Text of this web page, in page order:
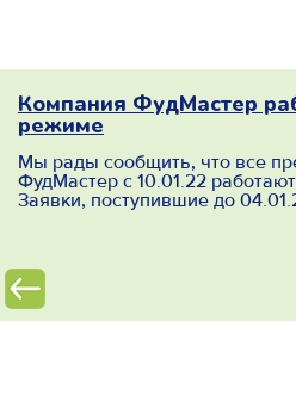
Компания ФудМастер
режиме
Мы рады сообщить, что все
ФудМастер с 10.01.22
Заявки, поступившие до